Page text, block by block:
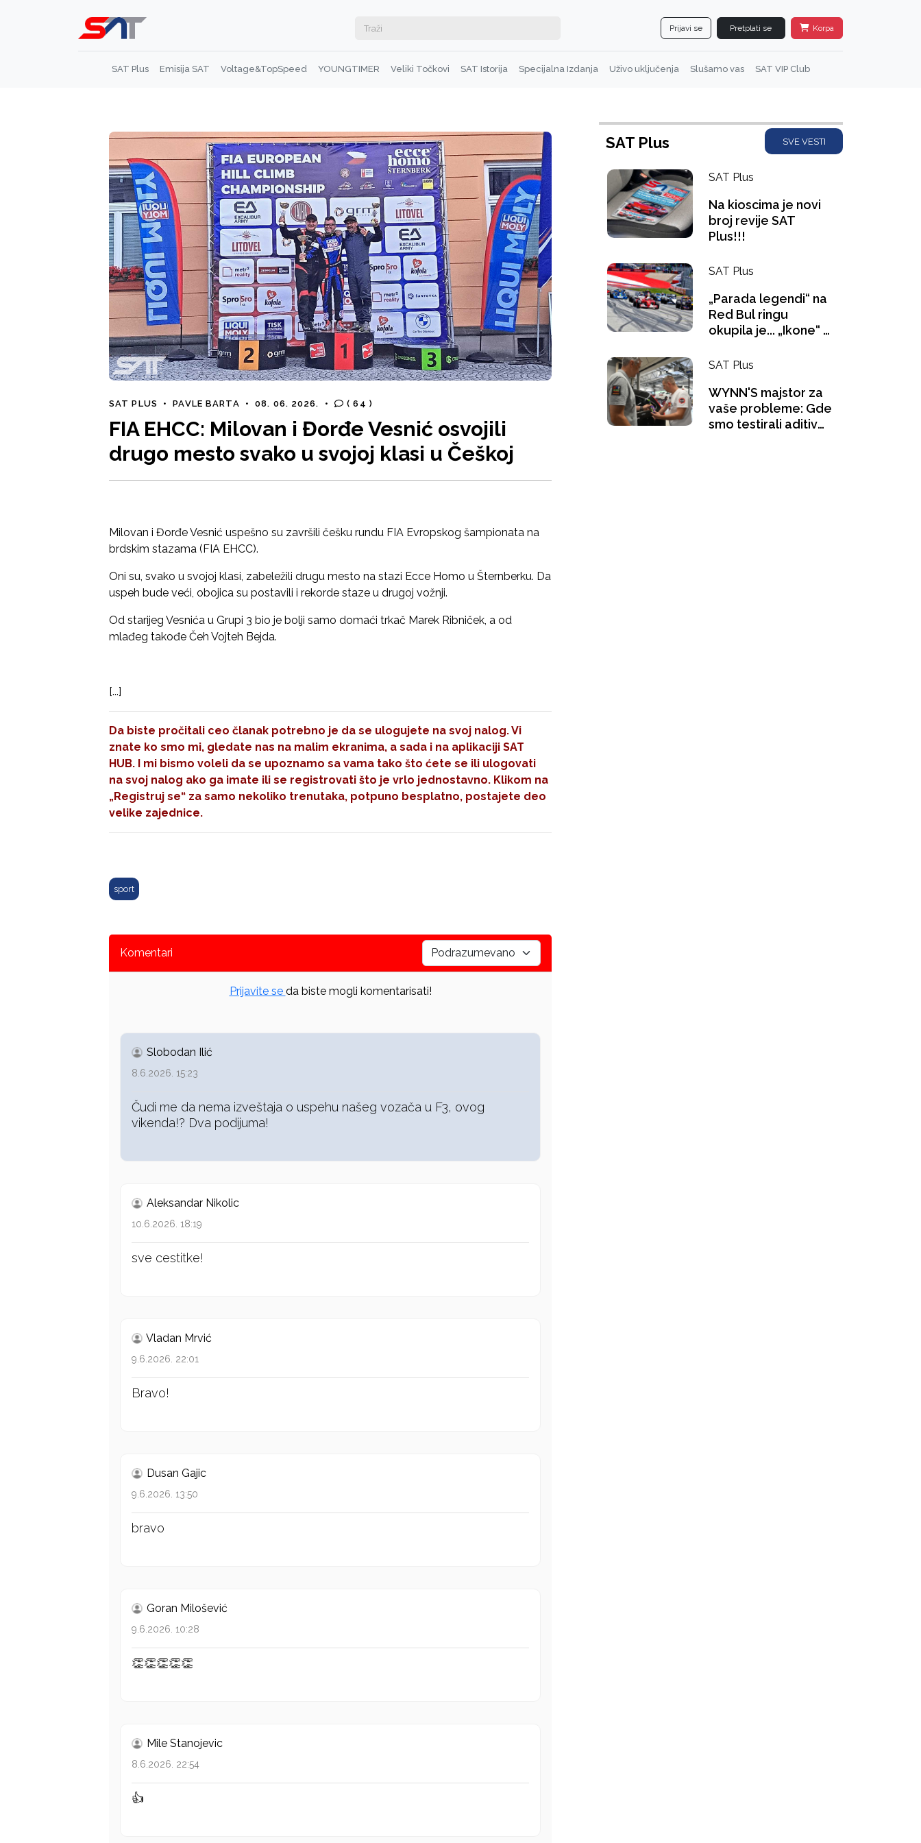
Prijavi se Pretplati se Korpa
SAT Plus Emisija SAT Voltage&TopSpeed YOUNGTIMER Veliki Točkovi SAT Istorija Specijalna Izdanja Uživo uključenja Slušamo vas SAT VIP Club
SAT PLUS • PAVLE BARTA • 08. 06. 2026. • ( 64 )
FIA EHCC: Milovan i Đorđe Vesnić osvojili
drugo mesto svako u svojoj klasi u Češkoj
Milovan i Đorđe Vesnić uspešno su završili češku rundu FIA Evropskog šampionata na
brdskim stazama (FIA EHCC).
Oni su, svako u svojoj klasi, zabeležili drugu mesto na stazi Ecce Homo u Šternberku. Da
uspeh bude veći, obojica su postavili i rekorde staze u drugoj vožnji.
Od starijeg Vesnića u Grupi 3 bio je bolji samo domaći trkač Marek Ribniček, a od
mlađeg takođe Čeh Vojteh Bejda.
[...]
Da biste pročitali ceo članak potrebno je da se ulogujete na svoj nalog. Vi
znate ko smo mi, gledate nas na malim ekranima, a sada i na aplikaciji SAT
HUB. I mi bismo voleli da se upoznamo sa vama tako što ćete se ili ulogovati
na svoj nalog ako ga imate ili se registrovati što je vrlo jednostavno. Klikom na
„Registruj se“ za samo nekoliko trenutaka, potpuno besplatno, postajete deo
velike zajednice.
sport
Komentari
Prijavite se da biste mogli komentarisati!
Slobodan Ilić
8.6.2026. 15:23
Čudi me da nema izveštaja o uspehu našeg vozača u F3, ovog
vikenda!? Dva podijuma!
Aleksandar Nikolic
10.6.2026. 18:19
sve cestitke!
Vladan Mrvić
9.6.2026. 22:01
Bravo!
Dusan Gajic
9.6.2026. 13:50
bravo
Goran Milošević
9.6.2026. 10:28
👏👏👏👏👏
Mile Stanojevic
8.6.2026. 22:54
👍
SAT Plus SVE VESTI
SAT Plus
Na kioscima je novi
broj revije SAT
Plus!!!
SAT Plus
„Parada legendi“ na
Red Bul ringu
okupila je... „Ikone“ u
SAT Plus
WYNN'S majstor za
vaše probleme: Gde
smo testirali aditiv